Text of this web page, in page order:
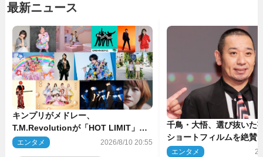
最新ニュース
キンプリがメドレー、
T.M.Revolutionが「HOT LIMIT」披
露 来週の『CDTVライブ！ライ
エンタメ 2026/8/10 20:55
千鳥・大悟、選び抜いた
ショートフィルムを絶
話とか来るんじゃない？
エンタメ